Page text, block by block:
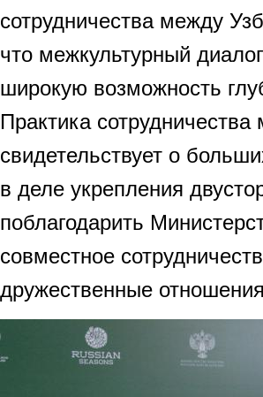
сотрудничества между
что межкультурный
широкую возможность
Практика
свидетельствует о
в деле укрепления
поблагодарить
совместное
дружественные